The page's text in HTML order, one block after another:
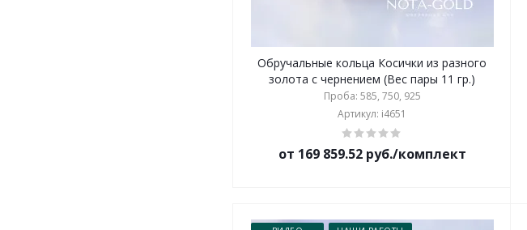
Обручальные кольца Косички из разного
золота с чернением (Вес пары 11 гр.)
Проба: 585, 750, 925
Артикул: i4651
от 169 859.52 руб./комплект